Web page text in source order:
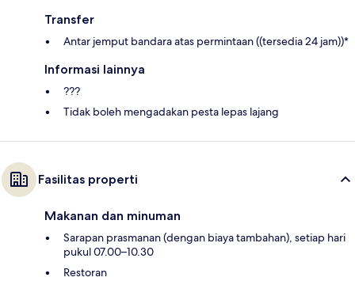
Transfer
Antar jemput bandara atas permintaan ((tersedia 24 jam))*
Informasi lainnya
???
Tidak boleh mengadakan pesta lepas lajang
Fasilitas properti
Makanan dan minuman
Sarapan prasmanan (dengan biaya tambahan), setiap hari
pukul 07.00–10.30
Restoran